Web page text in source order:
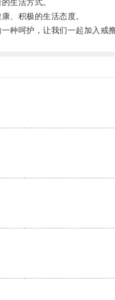
生活方式。
、积极的生活态度。
呵护，让我们一起加入戒